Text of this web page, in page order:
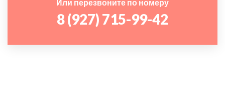
Или перезвоните по номеру
8 (927) 715-99-42